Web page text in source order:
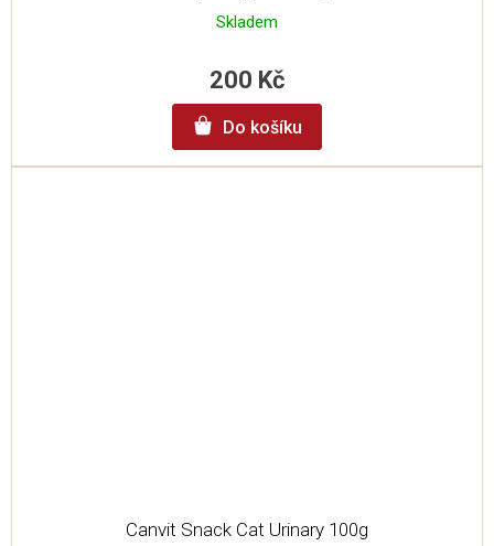
Skladem
200 Kč
Do košíku
Canvit Snack Cat Urinary 100g